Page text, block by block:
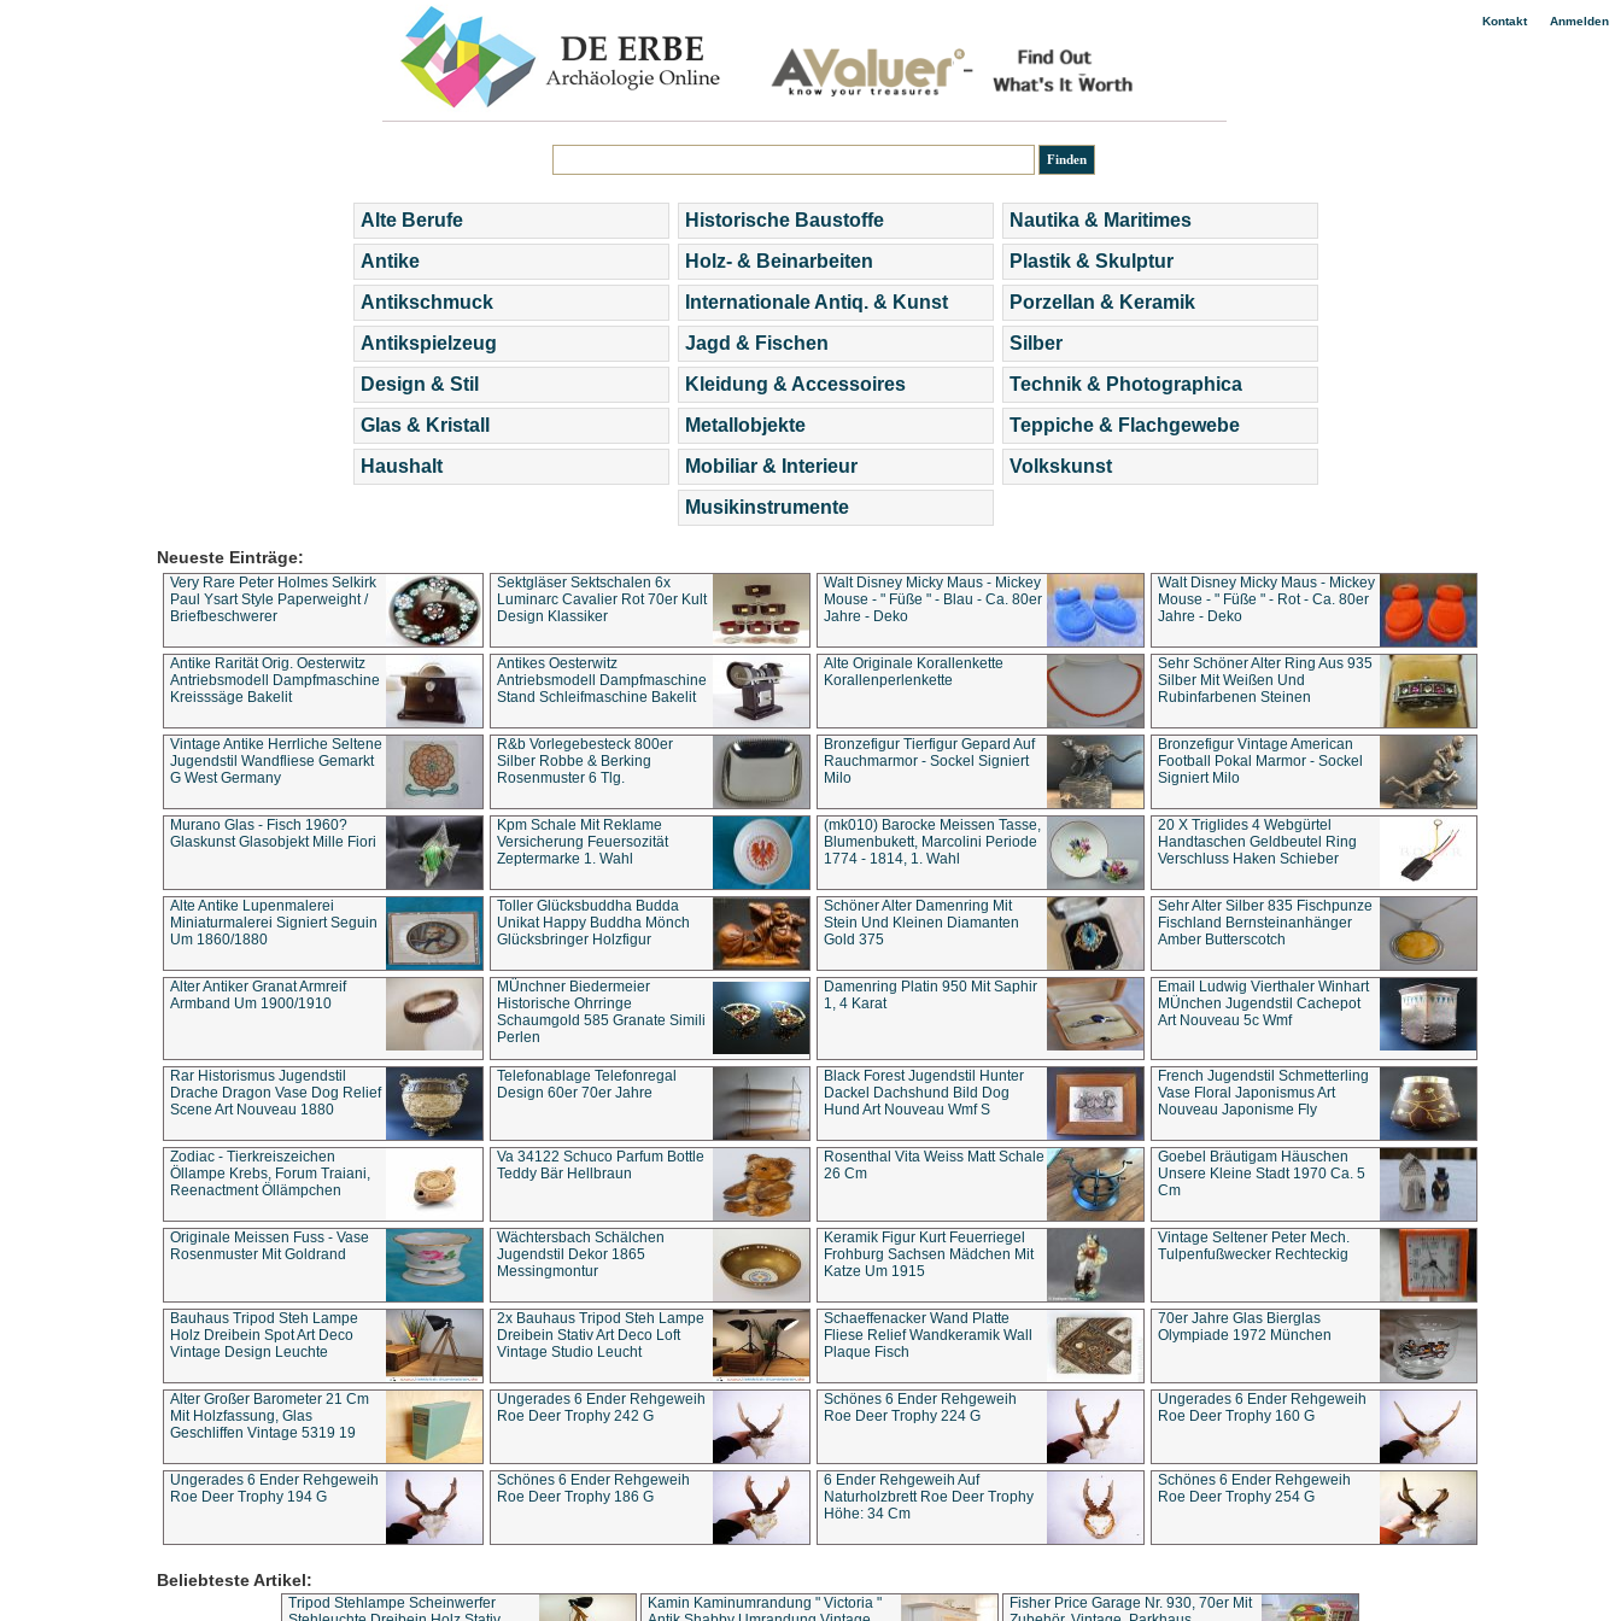
Kontakt| Anmelden
Alte Berufe
Antike
Antikschmuck
Antikspielzeug
Design & Stil
Glas & Kristall
Haushalt
Historische Baustoffe
Holz- & Beinarbeiten
Internationale Antiq. & Kunst
Jagd & Fischen
Kleidung & Accessoires
Metallobjekte
Mobiliar & Interieur
Musikinstrumente
Nautika & Maritimes
Plastik & Skulptur
Porzellan & Keramik
Silber
Technik & Photographica
Teppiche & Flachgewebe
Volkskunst
Neueste Einträge:
Very Rare Peter Holmes Selkirk
Paul Ysart Style Paperweight /
Briefbeschwerer
Sektgläser Sektschalen 6x
Luminarc Cavalier Rot 70er Kult
Design Klassiker
Walt Disney Micky Maus - Mickey
Mouse - " Füße " - Blau - Ca. 80er
Jahre - Deko
Walt Disney Micky Maus - Mickey
Mouse - " Füße " - Rot - Ca. 80er
Jahre - Deko
Antike Rarität Orig. Oesterwitz
Antriebsmodell Dampfmaschine
Kreisssäge Bakelit
Antikes Oesterwitz
Antriebsmodell Dampfmaschine
Stand Schleifmaschine Bakelit
Alte Originale Korallenkette
Korallenperlenkette
Sehr Schöner Alter Ring Aus 935
Silber Mit Weißen Und
Rubinfarbenen Steinen
Vintage Antike Herrliche Seltene
Jugendstil Wandfliese Gemarkt
G West Germany
R&b Vorlegebesteck 800er
Silber Robbe & Berking
Rosenmuster 6 Tlg.
Bronzefigur Tierfigur Gepard Auf
Rauchmarmor - Sockel Signiert
Milo
Bronzefigur Vintage American
Football Pokal Marmor - Sockel
Signiert Milo
Murano Glas - Fisch 1960?
Glaskunst Glasobjekt Mille Fiori
Kpm Schale Mit Reklame
Versicherung Feuersozität
Zeptermarke 1. Wahl
(mk010) Barocke Meissen Tasse,
Blumenbukett, Marcolini Periode
1774 - 1814, 1. Wahl
20 X Triglides 4 Webgürtel
Handtaschen Geldbeutel Ring
Verschluss Haken Schieber
Alte Antike Lupenmalerei
Miniaturmalerei Signiert Seguin
Um 1860/1880
Toller Glücksbuddha Budda
Unikat Happy Buddha Mönch
Glücksbringer Holzfigur
Schöner Alter Damenring Mit
Stein Und Kleinen Diamanten
Gold 375
Sehr Alter Silber 835 Fischpunze
Fischland Bernsteinanhänger
Amber Butterscotch
Alter Antiker Granat Armreif
Armband Um 1900/1910
MÜnchner Biedermeier
Historische Ohrringe
Schaumgold 585 Granate Simili
Perlen
Damenring Platin 950 Mit Saphir
1, 4 Karat
Email Ludwig Vierthaler Winhart
MÜnchen Jugendstil Cachepot
Art Nouveau 5c Wmf
Rar Historismus Jugendstil
Drache Dragon Vase Dog Relief
Scene Art Nouveau 1880
Telefonablage Telefonregal
Design 60er 70er Jahre
Black Forest Jugendstil Hunter
Dackel Dachshund Bild Dog
Hund Art Nouveau Wmf S
French Jugendstil Schmetterling
Vase Floral Japonismus Art
Nouveau Japonisme Fly
Zodiac - Tierkreiszeichen
Öllampe Krebs, Forum Traiani,
Reenactment Öllämpchen
Va 34122 Schuco Parfum Bottle
Teddy Bär Hellbraun
Rosenthal Vita Weiss Matt Schale
26 Cm
Goebel Bräutigam Häuschen
Unsere Kleine Stadt 1970 Ca. 5
Cm
Originale Meissen Fuss - Vase
Rosenmuster Mit Goldrand
Wächtersbach Schälchen
Jugendstil Dekor 1865
Messingmontur
Keramik Figur Kurt Feuerriegel
Frohburg Sachsen Mädchen Mit
Katze Um 1915
Vintage Seltener Peter Mech.
Tulpenfußwecker Rechteckig
Bauhaus Tripod Steh Lampe
Holz Dreibein Spot Art Deco
Vintage Design Leuchte
2x Bauhaus Tripod Steh Lampe
Dreibein Stativ Art Deco Loft
Vintage Studio Leucht
Schaeffenacker Wand Platte
Fliese Relief Wandkeramik Wall
Plaque Fisch
70er Jahre Glas Bierglas
Olympiade 1972 München
Alter Großer Barometer 21 Cm
Mit Holzfassung, Glas
Geschliffen Vintage 5319 19
Ungerades 6 Ender Rehgeweih
Roe Deer Trophy 242 G
Schönes 6 Ender Rehgeweih
Roe Deer Trophy 224 G
Ungerades 6 Ender Rehgeweih
Roe Deer Trophy 160 G
Ungerades 6 Ender Rehgeweih
Roe Deer Trophy 194 G
Schönes 6 Ender Rehgeweih
Roe Deer Trophy 186 G
6 Ender Rehgeweih Auf
Naturholzbrett Roe Deer Trophy
Höhe: 34 Cm
Schönes 6 Ender Rehgeweih
Roe Deer Trophy 254 G
Beliebteste Artikel:
Tripod Stehlampe Scheinwerfer
Kamin Kaminumrandung " Victoria "
Fisher Price Garage Nr. 930, 70er Mit